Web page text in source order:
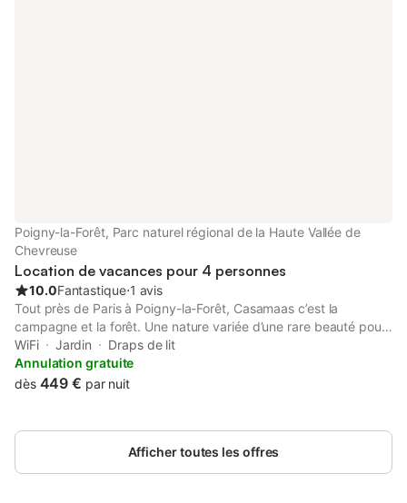
Poigny-la-Forêt, Parc naturel régional de la Haute Vallée de
Chevreuse
Location de vacances pour 4 personnes
10.0Fantastique⋅1 avis
Tout près de Paris à Poigny-la-Forêt, Casamaas c’est la
campagne et la forêt. Une nature variée d’une rare beauté pour
s’évader en se retirant dans l’une des « Casas » C A S A P I E R
R E S Maison en vieilles pierres 2ch. 2sdb. 105 m2 1 à 4 pers ou
2 pers & 2-3 enfants Véritable maison campagne en vieilles
grande cheminée… Deux chambres, deux salles de bain, une
grande cuisine ouverte sur le salon et tout l’équipement
moderne. Des vieilles poutres qui ornent les murs, une grande
WiFi Jardin
Draps de lit
Annulation gratuite
dès 449 € par nuit
Afficher toutes les offres